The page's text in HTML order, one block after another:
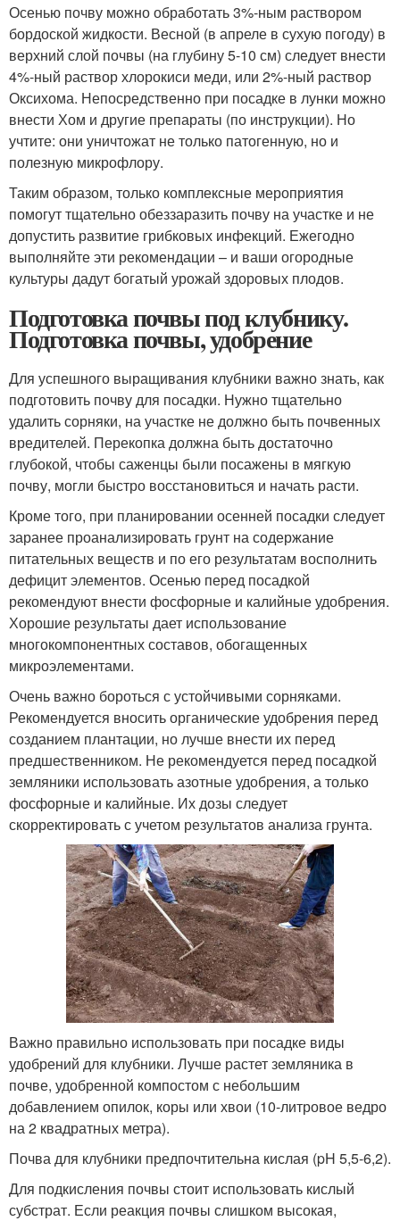
Осенью почву можно обработать 3%-ным раствором
бордоской жидкости. Весной (в апреле в сухую погоду) в
верхний слой почвы (на глубину 5-10 см) следует внести
4%-ный раствор хлорокиси меди, или 2%-ный раствор
Оксихома. Непосредственно при посадке в лунки можно
внести Хом и другие препараты (по инструкции). Но
учтите: они уничтожат не только патогенную, но и
полезную микрофлору.
Таким образом, только комплексные мероприятия
помогут тщательно обеззаразить почву на участке и не
допустить развитие грибковых инфекций. Ежегодно
выполняйте эти рекомендации – и ваши огородные
культуры дадут богатый урожай здоровых плодов.
Подготовка почвы под клубнику.
Подготовка почвы, удобрение
Для успешного выращивания клубники важно знать, как
подготовить почву для посадки. Нужно тщательно
удалить сорняки, на участке не должно быть почвенных
вредителей. Перекопка должна быть достаточно
глубокой, чтобы саженцы были посажены в мягкую
почву, могли быстро восстановиться и начать расти.
Кроме того, при планировании осенней посадки следует
заранее проанализировать грунт на содержание
питательных веществ и по его результатам восполнить
дефицит элементов. Осенью перед посадкой
рекомендуют внести фосфорные и калийные удобрения.
Хорошие результаты дает использование
многокомпонентных составов, обогащенных
микроэлементами.
Очень важно бороться с устойчивыми сорняками.
Рекомендуется вносить органические удобрения перед
созданием плантации, но лучше внести их перед
предшественником. Не рекомендуется перед посадкой
земляники использовать азотные удобрения, а только
фосфорные и калийные. Их дозы следует
скорректировать с учетом результатов анализа грунта.
Важно правильно использовать при посадке виды
удобрений для клубники. Лучше растет земляника в
почве, удобренной компостом с небольшим
добавлением опилок, коры или хвои (10-литровое ведро
на 2 квадратных метра).
Почва для клубники предпочтительна кислая (pH 5,5-6,2).
Для подкисления почвы стоит использовать кислый
субстрат. Если реакция почвы слишком высокая,